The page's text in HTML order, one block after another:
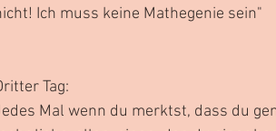
Ich muss keine Mathegenie sein"
Tag:
Mal wenn du merktst, dass du